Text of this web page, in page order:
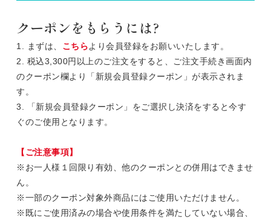
クーポンをもらうには?
1. まずは、 こちらより会員登録をお願いいたします。
2. 税込3,300円以上のご注文をすると、ご注文手続き画面内
のクーポン欄より「新規会員登録クーポン」が表示されま
す。
3. 「新規会員登録クーポン」をご選択し決済をすると今す
ぐのご使用となります。
【ご注意事項】
※お一人様１回限り有効、他のクーポンとの併用はできませ
ん。
※一部のクーポン対象外商品にはご使用いただけません。
※既にご使用済みの場合や使用条件を満たしていない場合、